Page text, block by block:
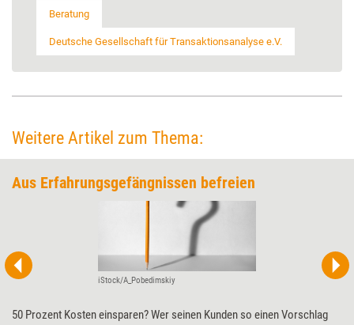
Beratung
Deutsche Gesellschaft für Transaktionsanalyse e.V.
Weitere Artikel zum Thema:
Aus Erfahrungsgefängnissen befreien
iStock/A_Pobedimskiy
50 Prozent Kosten einsparen? Wer seinen Kunden so einen Vorschlag